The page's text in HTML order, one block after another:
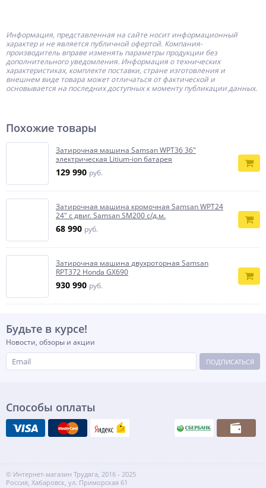
Информация, представленная на сайте носит информационный
характер и не является публичной офертой. Компания-
производитель вправе изменять параметры продукции без
дополнительного уведомления. Информация о технических
характеристиках, комплекте поставки, стране изготовления и
внешнем виде товара может отличаться от фактической и
основывается на последних доступных к моменту публикации данных.
Похожие товары
Затирочная машина Samsan WPT36 36"
электрическая Litium-ion батарея
129 990 руб.
Затирочная машина кромочная Samsan WPT24
24" с двиг. Samsan SM200 c/д.м.
68 990 руб.
Затирочная машина двухроторная Samsan
RPT372 Honda GX690
930 990 руб.
Будьте в курсе!
Новости, обзоры и акции
ПОДПИСАТЬСЯ
Способы оплаты
© Интернет-магазин Трудяга, 2016 - 2025
Россия, Хабаровск, ул. Приморская 61